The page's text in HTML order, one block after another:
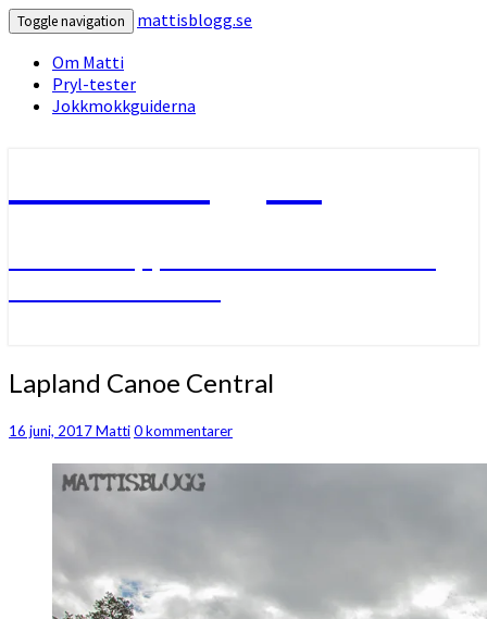
Toggle navigation
mattisblogg.se
Om Matti
Pryl-tester
Jokkmokkguiderna
Lapland
Canoe
Lapland Canoe Central
16 juni, 2017MattiKommentarer
0 kommentarer